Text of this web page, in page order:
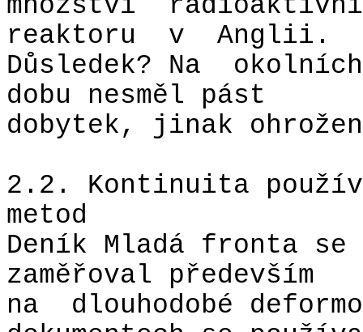
množství
reaktoru
v
Anglii.
Důsledek? Na
dobu nesměl pást
dobytek, jinak
2.2. Kontinuita
metod
Deník Mladá fronta se
zaměřoval především
na
dlouhodobé